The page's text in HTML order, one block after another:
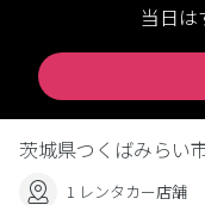
当日
茨城県つくばみらい
1 レンタカー店舗